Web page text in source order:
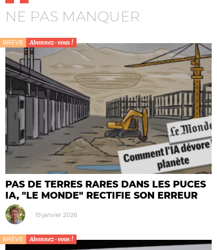
NE PAS MANQUER
BRÈVE Abonnez-vous !
PAS DE TERRES RARES DANS LES PUCES
IA, "LE MONDE" RECTIFIE SON ERREUR
19 janvier 2026
BRÈVE Abonnez-vous !